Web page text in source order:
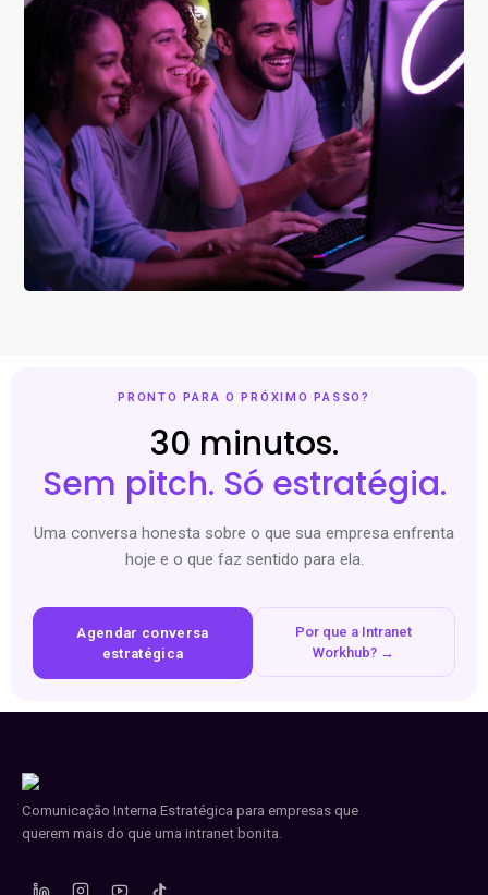
PRONTO PARA O PRÓXIMO PASSO?
30 minutos.
Sem pitch. Só estratégia.
Uma conversa honesta sobre o que sua empresa enfrenta
hoje e o que faz sentido para ela.
Agendar conversa
estratégica
Por que a Intranet
Workhub? →
Comunicação Interna Estratégica para empresas que
querem mais do que uma intranet bonita.